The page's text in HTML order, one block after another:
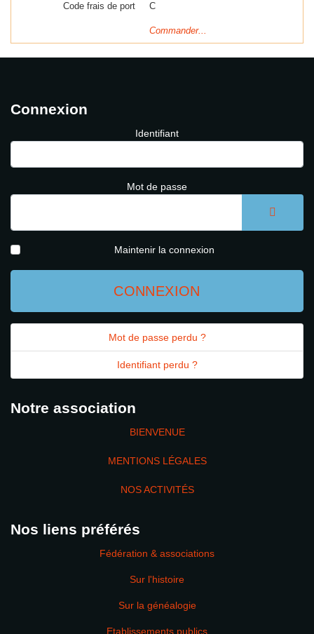
Code frais de port C
Commander...
Connexion
Identifiant
Mot de passe
Maintenir la connexion
CONNEXION
Mot de passe perdu ?
Identifiant perdu ?
Notre association
BIENVENUE
MENTIONS LÉGALES
NOS ACTIVITÉS
Nos liens préférés
Fédération & associations
Sur l'histoire
Sur la généalogie
Etablissements publics